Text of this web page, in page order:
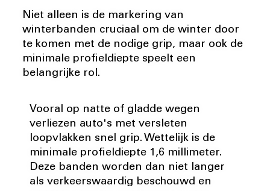
Niet alleen is de markering van
winterbanden cruciaal om de winter door
te komen met de nodige grip, maar ook de
minimale profieldiepte speelt een
belangrijke rol.
Vooral op natte of gladde wegen
verliezen auto's met versleten
loopvlakken snel grip. Wettelijk is de
minimale profieldiepte 1,6 millimeter.
Deze banden worden dan niet langer
als verkeerswaardig beschouwd en